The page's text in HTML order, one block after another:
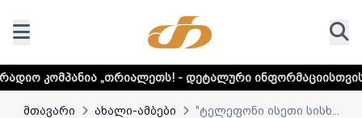
- დეტალური ინფორმაციისთვის დააკლიკეთ
მთავარი ახალი-ამბები "ტელეფონი ისეთი სისხ...